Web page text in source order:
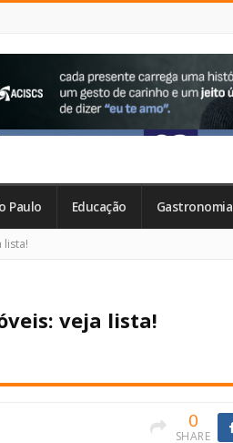
Paulo Educação Gastronomia
lista!
veja lista!
0
SHARE